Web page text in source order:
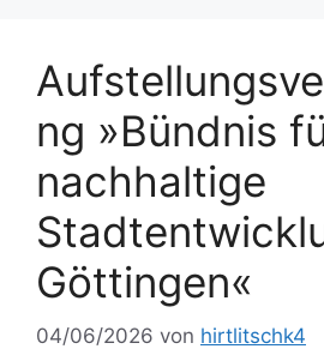
ng »Bündnis
nachhaltige
Göttingen«
04/06/2026 von hirtlitschk4